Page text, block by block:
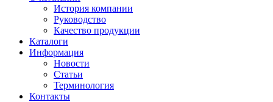
История компании
Руководство
Качество продукции
Каталоги
Информация
Новости
Статьи
Терминология
Контакты